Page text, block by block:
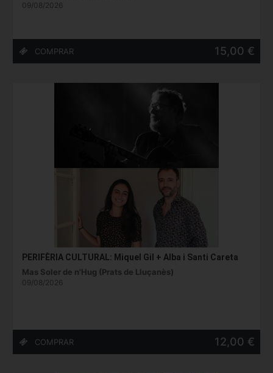
09/08/2026
15,00 €
PERIFÈRIA CULTURAL: Miquel Gil + Alba i Santi Careta
Mas Soler de n'Hug (Prats de Lluçanès)
09/08/2026
12,00 €